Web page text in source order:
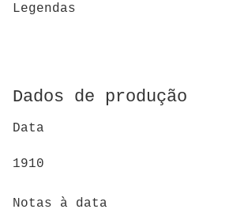
Legendas
Dados de produção
Data
1910
Notas à data